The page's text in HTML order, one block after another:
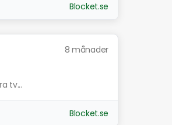
Blocket.se
8 månader
tv...
Blocket.se